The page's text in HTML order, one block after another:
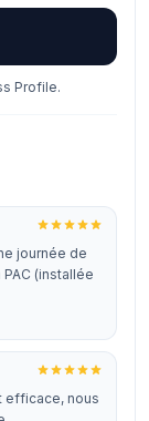
Profile.
journée de
(installée
efficace, nous